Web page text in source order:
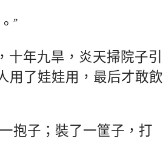
”
年九旱，炎天掃院子引
用了娃娃用，最后才敢飲
抱子；裝了一筐子，打